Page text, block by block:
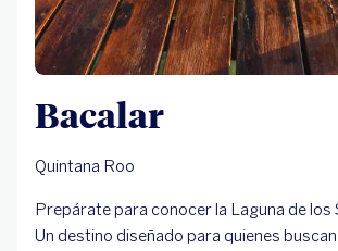
Bacalar
Quintana Roo
Prepárate para conocer la Laguna de los
Un destino diseñado para quienes